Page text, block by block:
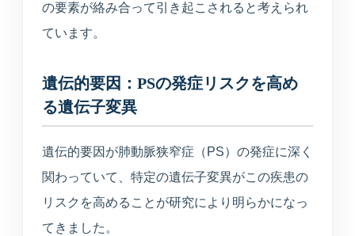
の要素が絡み合って引き起こされると考えられ
ています。
遺伝的要因：PSの発症リスクを高め
る遺伝子変異
遺伝的要因が肺動脈狭窄症（PS）の発症に深く
関わっていて、特定の遺伝子変異がこの疾患の
リスクを高めることが研究により明らかになっ
てきました。